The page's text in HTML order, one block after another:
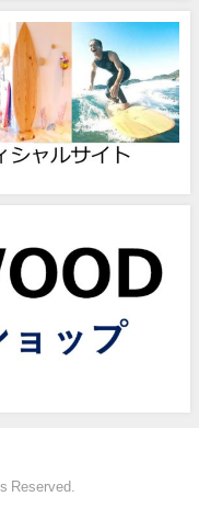
Reserved.